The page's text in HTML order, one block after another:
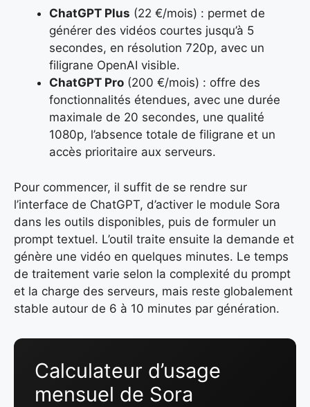
ChatGPT Plus (22 €/mois) : permet de
générer des vidéos courtes jusqu’à 5
secondes, en résolution 720p, avec un
filigrane OpenAI visible.
ChatGPT Pro (200 €/mois) : offre des
fonctionnalités étendues, avec une durée
maximale de 20 secondes, une qualité
1080p, l’absence totale de filigrane et un
accès prioritaire aux serveurs.
Pour commencer, il suffit de se rendre sur
l’interface de ChatGPT, d’activer le module Sora
dans les outils disponibles, puis de formuler un
prompt textuel. L’outil traite ensuite la demande et
génère une vidéo en quelques minutes. Le temps
de traitement varie selon la complexité du prompt
et la charge des serveurs, mais reste globalement
stable autour de 6 à 10 minutes par génération.
Calculateur d’usage
mensuel de Sora